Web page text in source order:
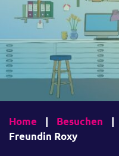
Home | Besuchen |
Freundin Roxy